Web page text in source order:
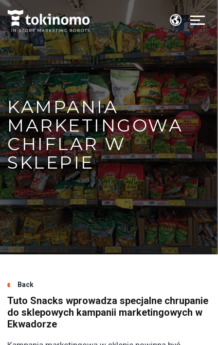
KAMPANIA
MARKETINGOWA
CHIFLAR W
SKLEPIE
Back
Tuto Snacks wprowadza specjalne chrupanie
do sklepowych kampanii marketingowych w
Ekwadorze